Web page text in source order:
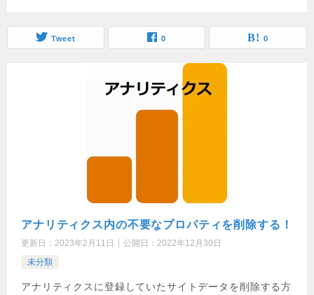
Tweet 0 0
アナリティクス内の不要なプロパティを削除する！
更新日： 2023年2月11日 公開日： 2022年12月30日
未分類
アナリティクスに登録していたサイトデータを削除する方